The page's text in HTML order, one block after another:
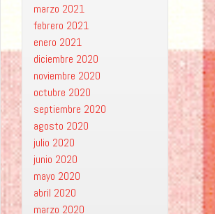
marzo 2021
febrero 2021
enero 2021
diciembre 2020
noviembre 2020
octubre 2020
septiembre 2020
agosto 2020
julio 2020
junio 2020
mayo 2020
abril 2020
marzo 2020